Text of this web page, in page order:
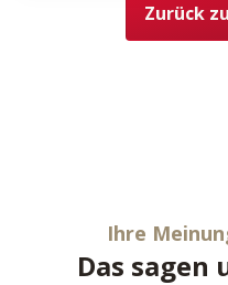
Zurück
Ihre
Das sagen